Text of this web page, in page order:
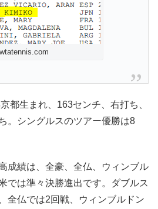
都生まれ、163センチ、右打ち、
。シングルスのツアー優勝は8
成績は、全豪、全仏、ウィンブル
では準々決勝進出です。ダブルス
全仏では2回戦、ウィンブルドン